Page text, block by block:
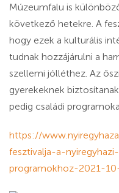
Múzeumfalu is
következő hetekre. A
hogy ezek a kulturális
tudnak hozzájárulni a
szellemi jólléthez. Az
gyerekeknek
pedig családi
https://
fesztivalja-a-
programokhoz-2021-